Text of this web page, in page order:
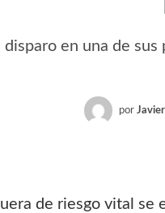
en una de
por
de riesgo vital